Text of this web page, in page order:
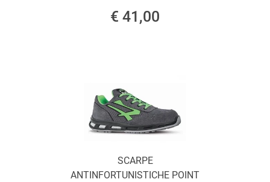
€ 41,00
SCARPE
ANTINFORTUNISTICHE POINT